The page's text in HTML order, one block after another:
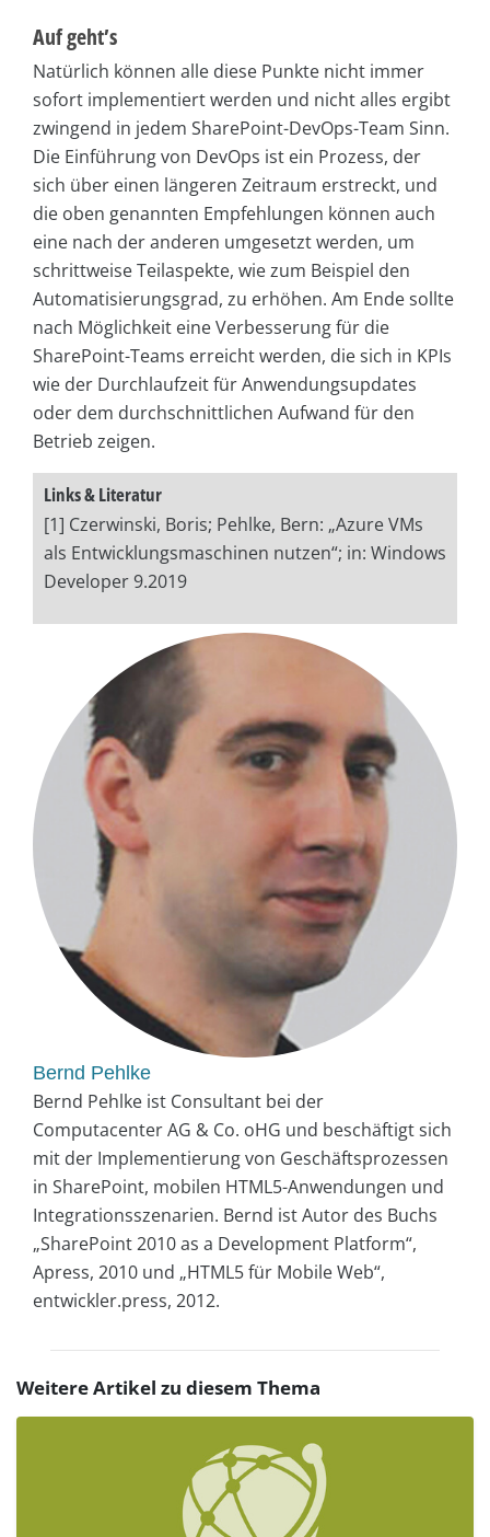
Auf geht’s
Natürlich können alle diese Punkte nicht immer
sofort implementiert werden und nicht alles ergibt
zwingend in jedem SharePoint-DevOps-Team Sinn.
Die Einführung von DevOps ist ein Prozess, der
sich über einen längeren Zeitraum erstreckt, und
die oben genannten Empfehlungen können auch
eine nach der anderen umgesetzt werden, um
schrittweise Teilaspekte, wie zum Beispiel den
Automatisierungsgrad, zu erhöhen. Am Ende sollte
nach Möglichkeit eine Verbesserung für die
SharePoint-Teams erreicht werden, die sich in KPIs
wie der Durchlaufzeit für Anwendungsupdates
oder dem durchschnittlichen Aufwand für den
Betrieb zeigen.
Links & Literatur
[1] Czerwinski, Boris; Pehlke, Bern: „Azure VMs
als Entwicklungsmaschinen nutzen“; in: Windows
Developer 9.2019
Bernd Pehlke
Bernd Pehlke ist Consultant bei der
Computacenter AG & Co. oHG und beschäftigt sich
mit der Implementierung von Geschäftsprozessen
in SharePoint, mobilen HTML5-Anwendungen und
Integrationsszenarien. Bernd ist Autor des Buchs
„SharePoint 2010 as a Development Platform“,
Apress, 2010 und „HTML5 für Mobile Web“,
entwickler.press, 2012.
Weitere Artikel zu diesem Thema